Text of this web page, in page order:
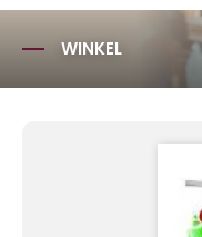
WINKEL